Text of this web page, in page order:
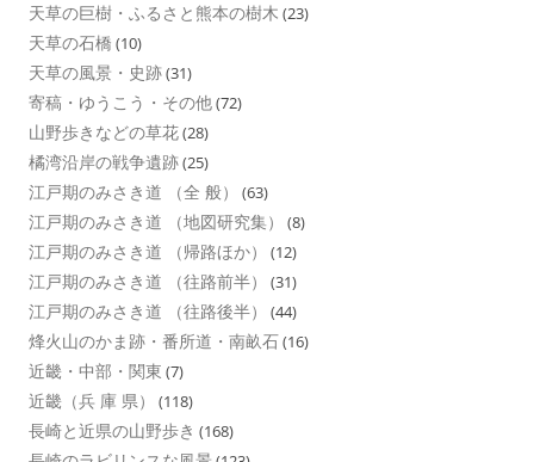
天草の巨樹・ふるさと熊本の樹木 (23)
天草の石橋 (10)
天草の風景・史跡(31)
寄稿・ゆうこう・その他(72)
山野歩きなどの草花(28)
橘湾沿岸の戦争遺跡(25)
江戸期のみさき道 （全 般） (63)
江戸期のみさき道 （地図研究集） (8)
江戸期のみさき道 （帰路ほか） (12)
江戸期のみさき道 （往路前半） (31)
江戸期のみさき道 （往路後半） (44)
烽火山のかま跡・番所道・南畝石(16)
近畿・中部・関東 (7)
近畿（兵 庫 県） (118)
長崎と近県の山野歩き (168)